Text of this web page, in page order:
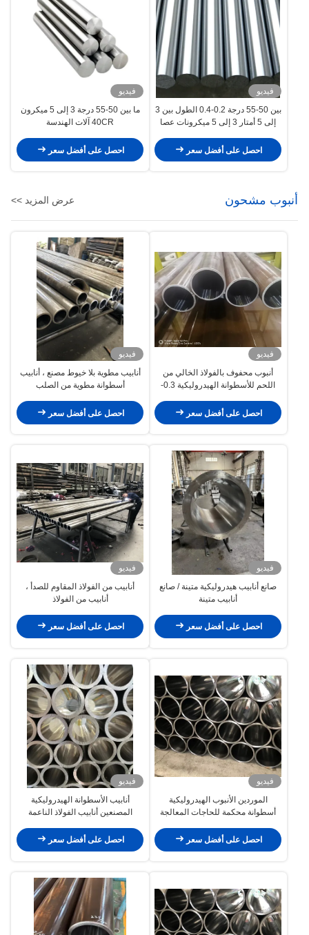
فيديو
بين 50-55 درجة 0.2-0.4 الطول بين 3
إلى 5 أمتار 3 إلى 5 ميكرونات عصا
احصل على أفضل سعر
فيديو
ما بين 50-55 درجة 3 إلى 5 ميكرون
40CR آلات الهندسة
احصل على أفضل سعر
أنبوب مشحون عرض المزيد >>
فيديو
أنبوب محفوف بالفولاذ الخالي من
اللحم للأسطوانة الهيدروليكية 0.3-
احصل على أفضل سعر
فيديو
أنابيب مطوية بلا خيوط مصنع ، أنابيب
أسطوانة مطوية من الصلب
احصل على أفضل سعر
فيديو
صانع أنابيب هيدروليكية متينة / صانع
أنابيب متينة
احصل على أفضل سعر
فيديو
أنابيب من الفولاذ المقاوم للصدأ ،
أنابيب من الفولاذ
احصل على أفضل سعر
فيديو
الموردين الأنبوب الهيدروليكية
أسطوانة محكمة للحاجات المعالجة
احصل على أفضل سعر
فيديو
أنابيب الأسطوانة الهيدروليكية
المصنعين أنابيب الفولاذ الناعمة
احصل على أفضل سعر